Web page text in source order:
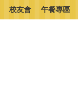
校友會 午餐專區